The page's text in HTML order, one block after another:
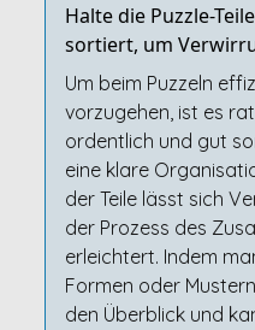
Halte die Puzzle-
sortiert, um
Um beim Puzzeln
vorzugehen, ist es
ordentlich und gut
eine klare
der Teile lässt sich
der Prozess des
erleichtert. Indem
Formen oder
den Überblick und